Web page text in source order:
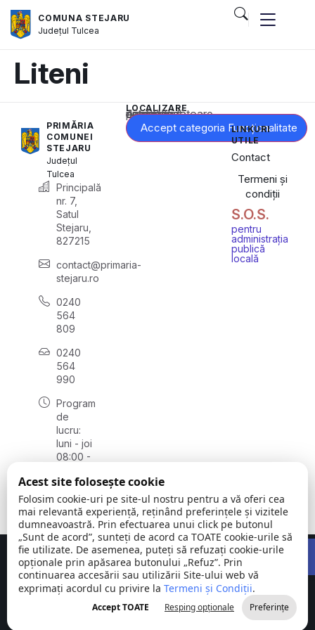
COMUNA STEJARU
Județul Tulcea
Liteni
PRIMĂRIA
COMUNEI
STEJARU
Județul
Tulcea
Principală
nr. 7,
Satul
Stejaru,
827215
contact@primaria-
stejaru.ro
0240
564
809
0240
564
990
Program
de
lucru:
luni - joi
08:00 -
vineri
08:00 -
14:00
LOCALIZARE
Acest conținut este blocat până când acceptați categoria corespunzătoare de cookie-uri.
Accept categoria Funcționalitate
LINKURI
UTILE
Contact
Termeni și
condiții
S.O.S.
pentru
administrația
publică
locală
Comuna
Stejaru |
județul Tulcea
©
2026
Toate
drepturile
rezervate
Concept realizat deBig Media Relații Publice SRL
Acest site folosește cookie
Folosim cookie-uri pe site-ul nostru pentru a vă oferi cea
mai relevantă experiență, reținând preferințele și vizitele
dumneavoastră. Prin efectuarea unui click pe butonul
„Sunt de acord”, sunteți de acord ca TOATE cookie-urile să
fie utilizate. De asemenea, puteți să refuzați cookie-urile
opționale prin apăsarea butonului „Refuz”. Prin
continuarea accesării sau utilizării Site-ului web vă
exprimați acordul cu privire la Termeni și Condiții.
Accept TOATE Resping opționale Preferințe